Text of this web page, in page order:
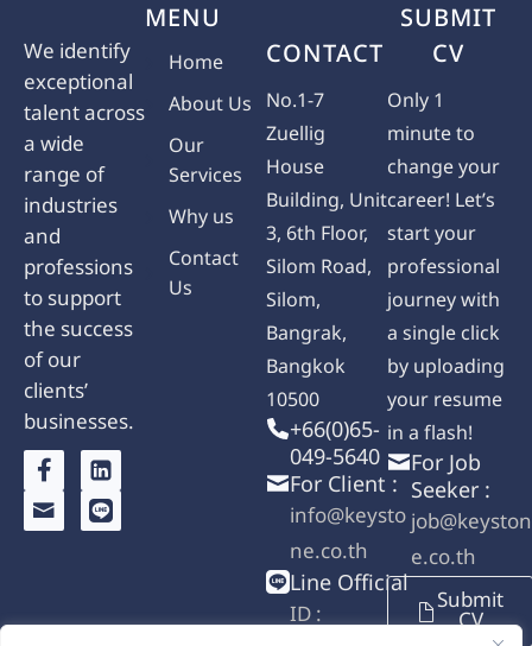
We identify
exceptional
talent across
a wide
range of
industries
and
professions
to support
the success
of our
clients’
businesses.
MENU
Home
About Us
Our
Services
Why us
Contact
Us
CONTACT
No.1-7
Zuellig
House
Building, Unit
3, 6th Floor,
Silom Road,
Silom,
Bangrak,
Bangkok
10500
+66(0)65-
049-5640
For Client :
info@keysto
ne.co.th
Line Official
ID :
SUBMIT
CV
Only 1
minute to
change your
career! Let’s
start your
professional
journey with
a single click
by uploading
your resume
in a flash!
For Job
Seeker :
job@keyston
e.co.th
Submit
CV